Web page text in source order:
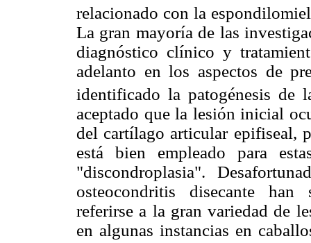
relacionado con la
La gran mayoría de las
diagnóstico clínico y
adelanto en los aspectos de
identificado la patogénesis de
aceptado que la lesión inicial
del cartílago articular epifiseal,
está bien empleado para
"discondroplasia".
osteocondritis disecante han
referirse a la gran variedad de
en algunas instancias en